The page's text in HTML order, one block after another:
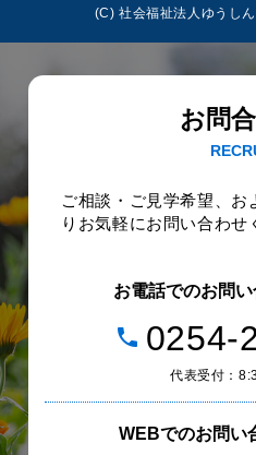
(C) 社会福祉法人ゆうし
お問
ご相談・ご見学希望、お
りお気軽にお問い合わせ
お電話でのお問
phone 0254-
代表受付：
WEBでのお問い